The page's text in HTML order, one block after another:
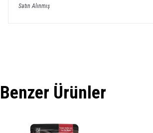
Satın Alınmış
Benzer Ürünler